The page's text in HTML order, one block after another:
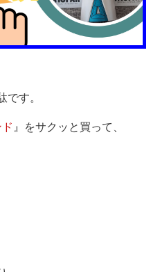
です。
』をサクッと買って、